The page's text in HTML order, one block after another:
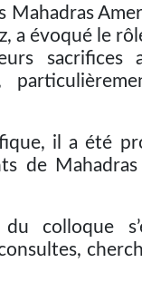
Mahadras
a évoqué le
sacrifices
il a été
de
colloque